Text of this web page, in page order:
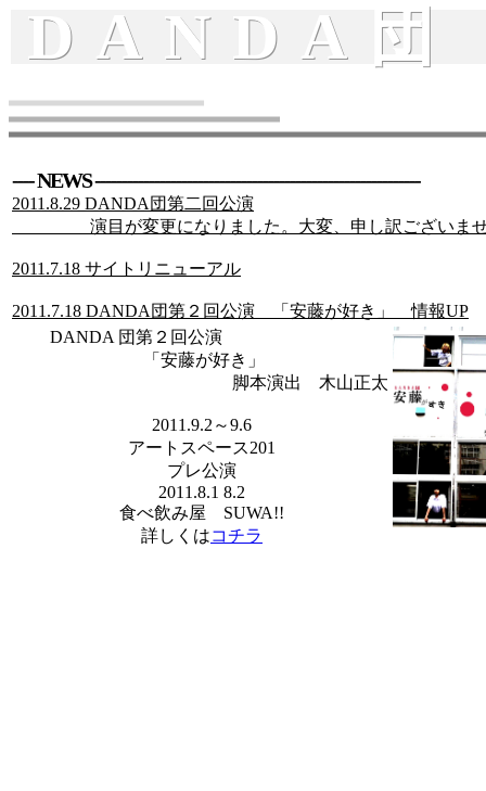
DANDA団
---- NEWS ------------------------------------------------------------
2011.8.29 DANDA団第二回公演
演目が変更になりました。大変、申し訳ございませ
2011.7.18 サイトリニューアル
2011.7.18 DANDA団第２回公演 「安藤が好き」 情報UP
DANDA 団第２回公演
「安藤が好き」
脚本演出 木山正太
2011.9.2～9.6
アートスペース201
プレ公演
2011.8.1 8.2
食べ飲み屋 SUWA!!
詳しくはコチラ